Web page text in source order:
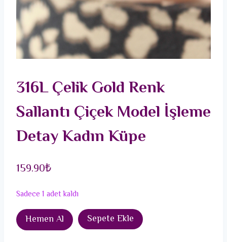
316L Çelik Gold Renk
Sallantı Çiçek Model İşleme
Detay Kadın Küpe
159.90₺
Sadece 1 adet kaldı
Hemen Al
316L
Çelik
Sepete Ekle